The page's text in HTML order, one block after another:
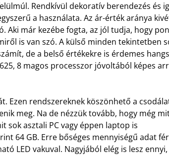
Rendkívül dekoratív berendezés és
a használata. Az ár-érték aránya
Aki már kezébe fogta, az jól tudja, hogy
is van szó. A külső minden tekintetben
de a belső értékekre is érdemes
8 magos processzor jóvoltából képes
Ezen rendszereknek köszönhető a
meg. Na de nézzük tovább, hogy még
sok asztali PC vagy éppen laptop is
64 GB. Erre bőséges mennyiségű adat
LED vakuval. Nagyjából elég is lesz